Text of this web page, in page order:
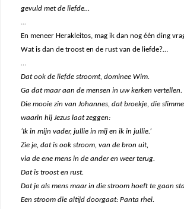
gevuld met de liefde…
…
En meneer Herakleitos, mag ik dan nog één ding
Wat is dan de troost en de rust van de liefde?…
…
Dat ook de liefde stroomt, dominee Wim.
Ga dat maar aan de mensen in uw kerken vertellen.
Die mooie zin van Johannes, dat broekje, die
waarin hij Jezus laat zeggen:
‘Ik in mijn vader, jullie in mij en ik in jullie.’
Zie je, dat is ook stroom, van de bron uit,
via de ene mens in de ander en weer terug.
Dat is troost en rust.
Dat je als mens maar in die stroom hoeft te gaan
Een stroom die altijd doorgaat: Panta rhei.